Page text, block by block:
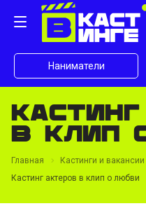
Наниматели
в клип
Главная Кастинги и вакансии
Кастинг актеров в клип о любви